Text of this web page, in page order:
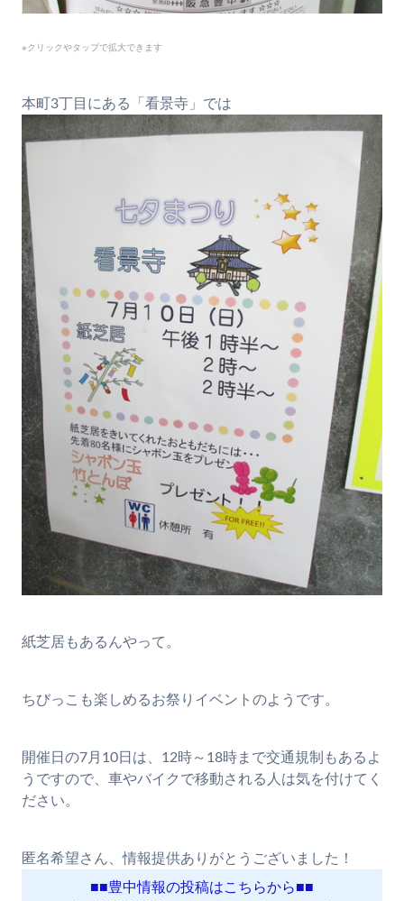
※クリックやタップで拡大できます
本町3丁目にある「看景寺」では
紙芝居もあるんやって。
ちびっこも楽しめるお祭りイベントのようです。
開催日の7月10日は、12時～18時まで交通規制もあるよ
うですので、車やバイクで移動される人は気を付けてく
ださい。
匿名希望さん、情報提供ありがとうございました！
■■豊中情報の投稿はこちらから■■